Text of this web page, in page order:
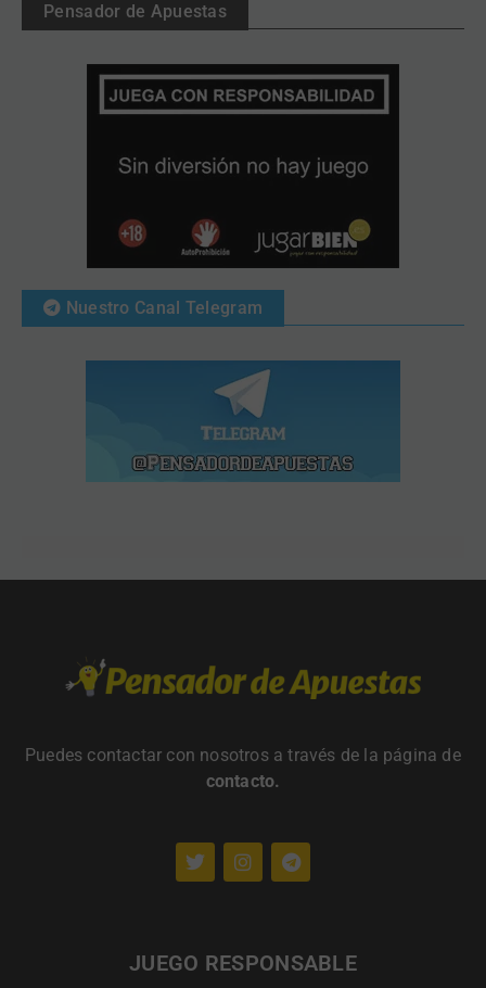
Pensador de Apuestas
Nuestro Canal Telegram
Puedes contactar con nosotros a través de la página de
contacto.
JUEGO RESPONSABLE